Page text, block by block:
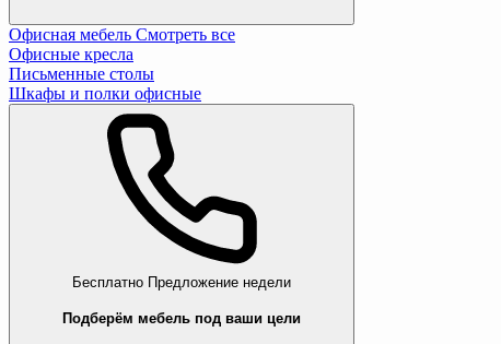
Офисная мебель Смотреть все
Офисные кресла
Письменные столы
Шкафы и полки офисные
Бесплатно Предложение недели
Подберём мебель под ваши цели